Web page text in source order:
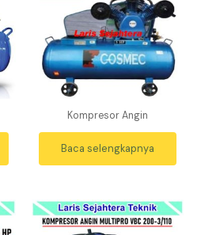
Kompresor Angin
Baca selengkapnya